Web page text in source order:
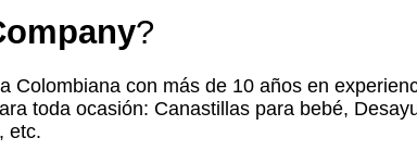
?
Colombiana con más de 10 años en
toda ocasión: Canastillas para bebé,
etc.